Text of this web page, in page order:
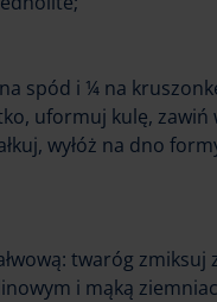
spód i ¼ na
uformuj kulę,
wyłóż na dno
twaróg zmiksuj
i mąką